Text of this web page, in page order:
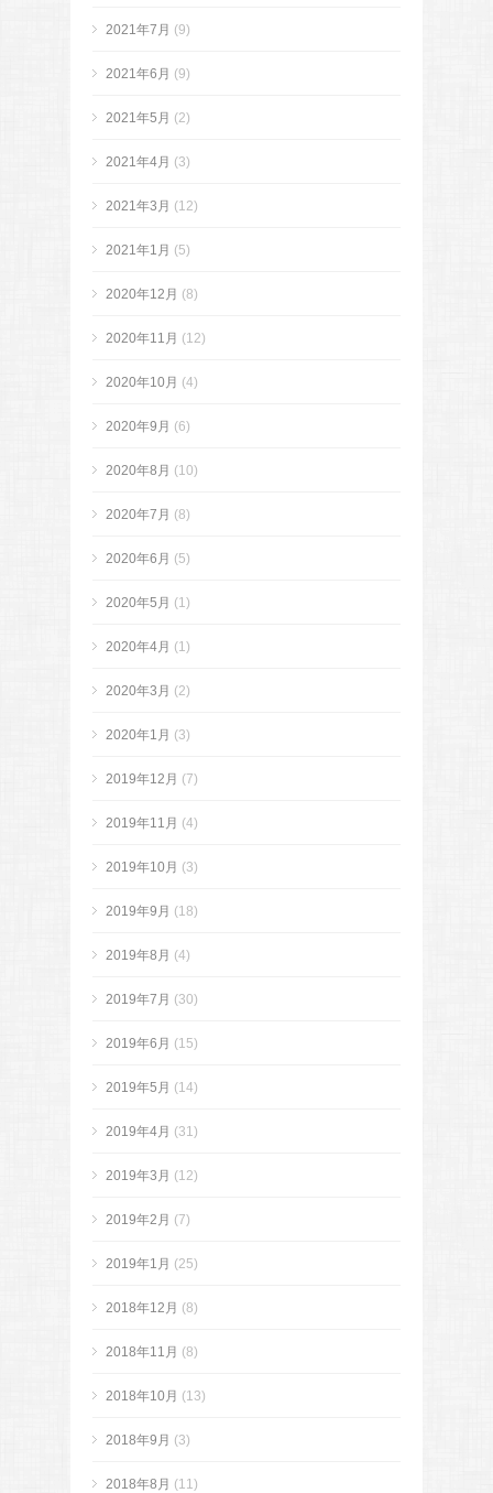
2021年7月 (9)
2021年6月 (9)
2021年5月 (2)
2021年4月 (3)
2021年3月 (12)
2021年1月 (5)
2020年12月 (8)
2020年11月 (12)
2020年10月 (4)
2020年9月 (6)
2020年8月 (10)
2020年7月 (8)
2020年6月 (5)
2020年5月 (1)
2020年4月 (1)
2020年3月 (2)
2020年1月 (3)
2019年12月 (7)
2019年11月 (4)
2019年10月 (3)
2019年9月 (18)
2019年8月 (4)
2019年7月 (30)
2019年6月 (15)
2019年5月 (14)
2019年4月 (31)
2019年3月 (12)
2019年2月 (7)
2019年1月 (25)
2018年12月 (8)
2018年11月 (8)
2018年10月 (13)
2018年9月 (3)
2018年8月 (11)